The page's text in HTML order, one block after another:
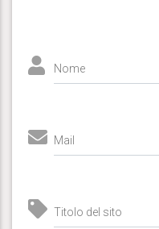
Nome
Mail
Titolo del sito